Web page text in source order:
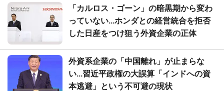
「カルロス・ゴーン」の暗黒期から変わ
っていない...ホンダとの経営統合を拒否
した日産をつけ狙う外資企業の正体
外資系企業の「中国離れ」が止まらな
い...習近平政権の大誤算「インドへの資
本逃避」という不可避の現状